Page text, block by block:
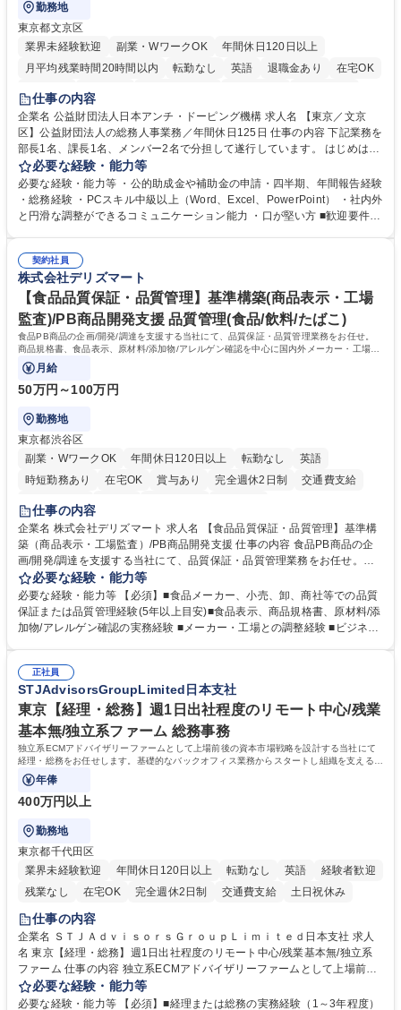
勤務地
東京都文京区
業界未経験歓迎
副業・WワークOK
年間休日120日以上
月平均残業時間20時間以内
転勤なし 英語 退職金あり
在宅OK
賞与あり
育休あり
食事補助あり
仕事の内容
企業名 公益財団法人日本アンチ・ドーピング機構 求人名 【東京／文京
区】公益財団法人の総務人事業務／年間休日125日 仕事の内容 下記業務を
部長1名、課長1名、メンバー2名で分担して遂行しています。 はじめは担
当者として業務を覚えていただき、ゆくゆくはリーダーやマネージャーポ
ジションとして活躍いただくことを期待しています。 【総務・人事グルー
プの業務内容】 ・人事制度関連 ・採用活動 ・教育研修の企画、実行 ・勤
怠管理 ・官公庁への各種提出 ・法定の会議運営（評議員会、理事会） ・
管理 ・福利厚生関連 ・職員からの問合せ、相談対応 ・その他日常の総務
業務全般 募集職種 【東京／文京区】公益財団法人の総務人事業務／年間
休日125日
必要な経験・能力等
必要な経験・能力等 ・公的助成金や補助金の申請・四半期、年間報告経験
・総務経験 ・PCスキル中級以上（Word、Excel、PowerPoint） ・社内外
と円滑な調整ができるコミュニケーション能力 ・口が堅い方 ■歓迎要件
契約社員
株式会社デリズマート
【食品品質保証・品質管理】基準構築(商品表示・工場
監査)/PB商品開発支援 品質管理(食品/飲料/たばこ)
食品PB商品の企画/開発/調達を支援する当社にて、品質保証・品質管理業務をお任せ。
商品規格書、食品表示、原材料/添加物/アレルゲン確認を中心に国内外メーカー・工場の
品質基準整備から発売後対応まで担います。
月給
50万円～100万円
勤務地
東京都渋谷区
副業・WワークOK
年間休日120日以上 転勤なし
英語
時短勤務あり
在宅OK 賞与あり 完全週休2日制
交通費支給
駅近5分以内
仕事の内容
企業名 株式会社デリズマート 求人名 【食品品質保証・品質管理】基準構
築（商品表示・工場監査）/PB商品開発支援 仕事の内容 食品PB商品の企
画/開発/調達を支援する当社にて、品質保証・品質管理業務をお任せ。商
品規格書、食品表示、原材料/添加物/アレルゲン確認を中心に国内外メー
カー・工場の品質基準整備から発売後対応まで担います。 【詳細】 ■商品
規格書、一括表示、栄養成分、原材料・添加物・アレルゲンの確認 ■メー
カーへの修正指示・承認管理 ■国内外工場の監査、製造立会い、改善指導
企業への品質報告・問い合わせ対応 ■商品開発、物流、営業との連携 ※業
務内容の変更の範囲：当社業務全般 募集職種 【食品品質保証・品質管
理】基準構築（商品表示・工場監査）/PB商品開発支援
必要な経験・能力等
必要な経験・能力等 【必須】■食品メーカー、小売、卸、商社等での品質
保証または品質管理経験(5年以上目安)■食品表示、商品規格書、原材料/添
加物/アレルゲン確認の実務経験 ■メーカー・工場との調整経験 ■ビジネス
FS規格の内部監査員研修修了 ■TOEIC700点以上の英語力やビジネス上で
中国語での商談が可能な方 学歴・資格 学歴：大学院 大学 語学力： 資格：
正社員
STJAdvisorsGroupLimited日本支社
東京【経理・総務】週1日出社程度のリモート中心/残業
基本無/独立系ファーム 総務事務
独立系ECMアドバイザリーファームとして上場前後の資本市場戦略を設計する当社にて
経理・総務をお任せします。基礎的なバックオフィス業務からスタートし組織を支える専
任担当として広く活躍できる環境です。
年俸
400万円以上
勤務地
東京都千代田区
業界未経験歓迎
年間休日120日以上 転勤なし 英語
経験者歓迎
残業なし
在宅OK 完全週休2日制 交通費支給 土日祝休み
仕事の内容
企業名 ＳＴＪＡｄｖｉｓｏｒｓＧｒｏｕｐＬｉｍｉｔｅｄ日本支社 求人
名 東京【経理・総務】週1日出社程度のリモート中心/残業基本無/独立系
ファーム 仕事の内容 独立系ECMアドバイザリーファームとして上場前後
の資本市場戦略を設計する当社にて経理・総務をお任せします。基礎的な
バックオフィス業務からスタートし組織を支える専任担当として広く活躍
必要な経験・能力等
必要な経験・能力等 【必須】■経理または総務の実務経験（1～3年程度）